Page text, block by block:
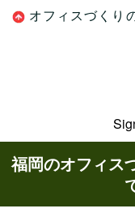
オフィスづくり
福岡のオフィス